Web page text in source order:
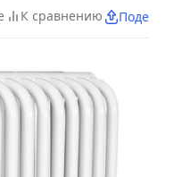
К сравнению